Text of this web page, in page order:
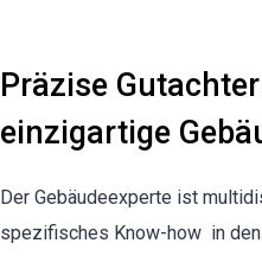
Präzise
einzigartige
Der Gebäudeexperte ist
spezifisches Know-how in